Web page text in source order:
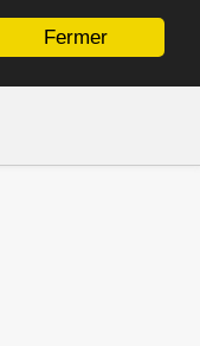
Fermer